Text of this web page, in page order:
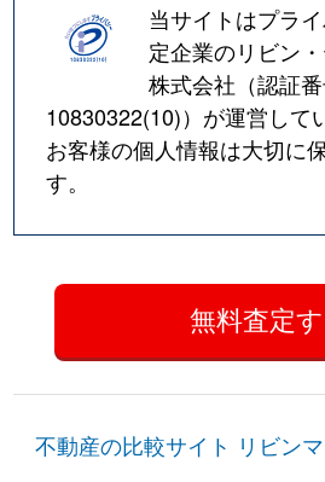
当サイトはプラ
定企業のリビン
株式会社（認証番
10830322(10)）が運営して
お客様の個人情報は大切に
す。
不動産の比較サイト リビン